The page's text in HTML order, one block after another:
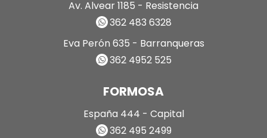
Av. Alvear 1185 - Resistencia
362 483 6328
Eva Perón 635 - Barranqueras
362 4952 525
FORMOSA
España 444 - Capital
362 495 2499